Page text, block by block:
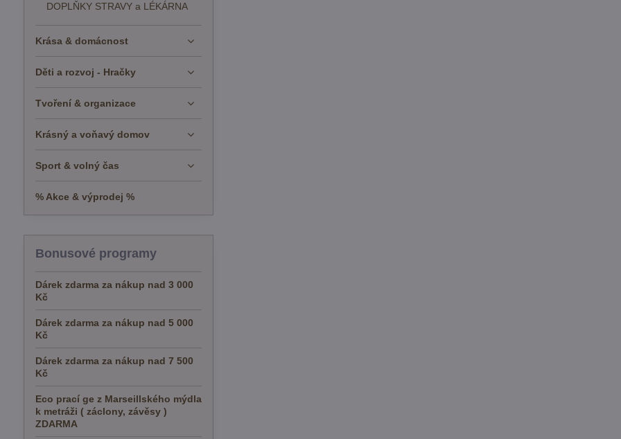
DOPLŇKY STRAVY a LÉKÁRNA
Krása & domácnost
Děti a rozvoj - Hračky
Tvoření & organizace
Krásný a voňavý domov
Sport & volný čas
% Akce & výprodej %
Bonusové programy
Dárek zdarma za nákup nad 3 000
Kč
Dárek zdarma za nákup nad 5 000
Kč
Dárek zdarma za nákup nad 7 500
Kč
Eco prací ge z Marseillského mýdla
k metráži ( záclony, závěsy )
ZDARMA